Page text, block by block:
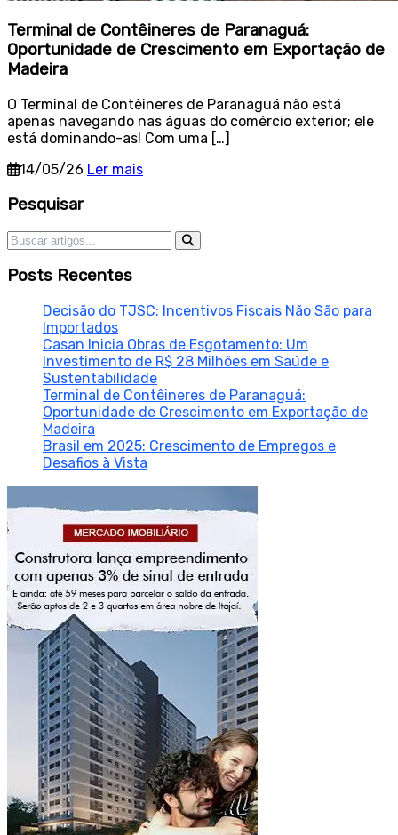
Terminal de Contêineres de Paranaguá:
Oportunidade de Crescimento em Exportação de
Madeira
O Terminal de Contêineres de Paranaguá não está
apenas navegando nas águas do comércio exterior; ele
está dominando-as! Com uma […]
14/05/26 Ler mais
Sidebar
Pesquisar
Pesquisar por:
Posts Recentes
Decisão do TJSC: Incentivos Fiscais Não São para
Importados
Casan Inicia Obras de Esgotamento: Um
Investimento de R$ 28 Milhões em Saúde e
Sustentabilidade
Terminal de Contêineres de Paranaguá:
Oportunidade de Crescimento em Exportação de
Madeira
Brasil em 2025: Crescimento de Empregos e
Desafios à Vista